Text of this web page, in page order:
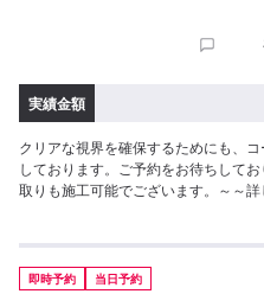
実績金額
クリアな視界を確保するためにも、
しております。ご予約をお待ちして
取りも施工可能でございます。～～
即時予約 当日予約